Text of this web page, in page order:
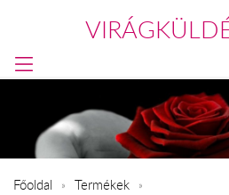
Főoldal Termékek